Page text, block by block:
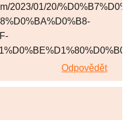
2023/01/20/
Odpovědět